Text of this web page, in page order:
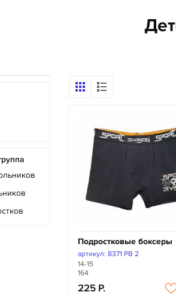
Подростковые боксеры
артикул: 8371 PB 2
14-15
164
225